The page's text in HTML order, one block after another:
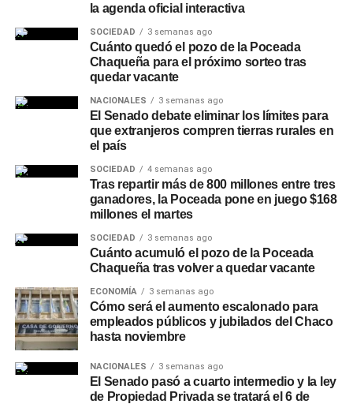
TEMAS RELACIONADOS
BAJA DE LA EDAD DE IMPUTABILIDAD
BAJAR EDAD DE IMPUTABILIDAD
MARIANO CUNEO LIBARONA
A pesar de la oposición del kirchnerismo y la
CGT, el Gobierno Argentino tiene los votos para
darle media sanción a la reforma laboral en el
Senado
Milei prevé que en las próximas semanas se
sancionará la reforma laboral
El planteo se realizó en el marco de las sesiones del
Concejo Municipalde Charata, en la previa al
tratamiento de la reforma en el Senado de la Nación.
Más noticias de Charata enCharataChaco.Net.
la agenda oficial interactiva
SOCIEDAD 3 semanas ago
Cuánto quedó el pozo de la Poceada
Chaqueña para el próximo sorteo tras
quedar vacante
NACIONALES 3 semanas ago
El Senado debate eliminar los límites para
que extranjeros compren tierras rurales en
el país
SOCIEDAD 4 semanas ago
Tras repartir más de 800 millones entre tres
ganadores, la Poceada pone en juego $168
millones el martes
SOCIEDAD 3 semanas ago
Cuánto acumuló el pozo de la Poceada
Chaqueña tras volver a quedar vacante
ECONOMÍA 3 semanas ago
Cómo será el aumento escalonado para
empleados públicos y jubilados del Chaco
hasta noviembre
NACIONALES 3 semanas ago
El Senado pasó a cuarto intermedio y la ley
de Propiedad Privada se tratará el 6 de